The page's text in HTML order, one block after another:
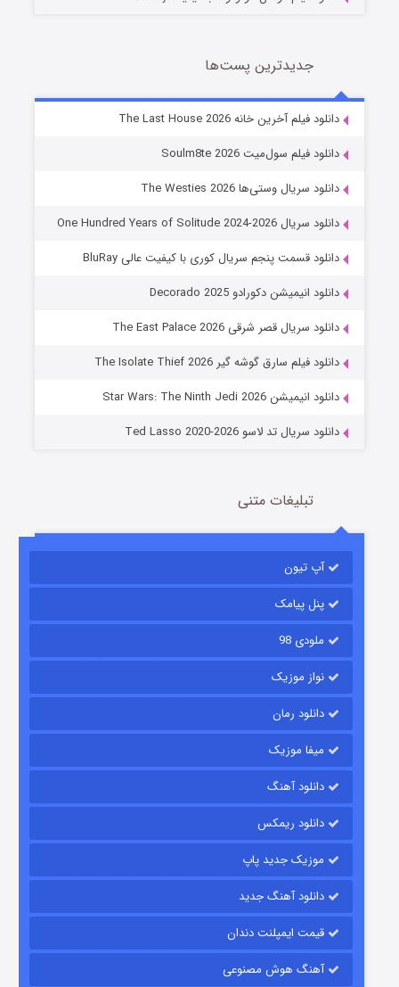
خاندان اژدها فصل ۳
جادوگری در مغولستان
قسمت14 (زیرنویس) منتشر شد
قسمت
جدیدترین پست‌ها
دانلود فیلم آخرین خانه The Last House 2026
دانلود فیلم سول‌میت Soulm8te 2026
دانلود سریال وستی‌ها The Westies 2026
دانلود سریال One Hundred Years of Solitude 2024-2026
دانلود قسمت پنجم سریال کوری با کیفیت عالی BluRay
دانلود انیمیشن دکورادو Decorado 2025
دانلود سریال قصر شرقی The East Palace 2026
دانلود فیلم سارق گوشه گیر The Isolate Thief 2026
دانلود انیمیشن Star Wars: The Ninth Jedi 2026
دانلود سریال تد لاسو Ted Lasso 2020-2026
تبلیغات متنی
آپ تیون
پنل پیامک
ملودی 98
نواز موزیک
دانلود رمان
میفا موزیک
دانلود آهنگ
دانلود ریمکس
موزیک جدید پاپ
دانلود آهنگ جدید
قیمت ایمپلنت دندان
آهنگ هوش مصنوعی